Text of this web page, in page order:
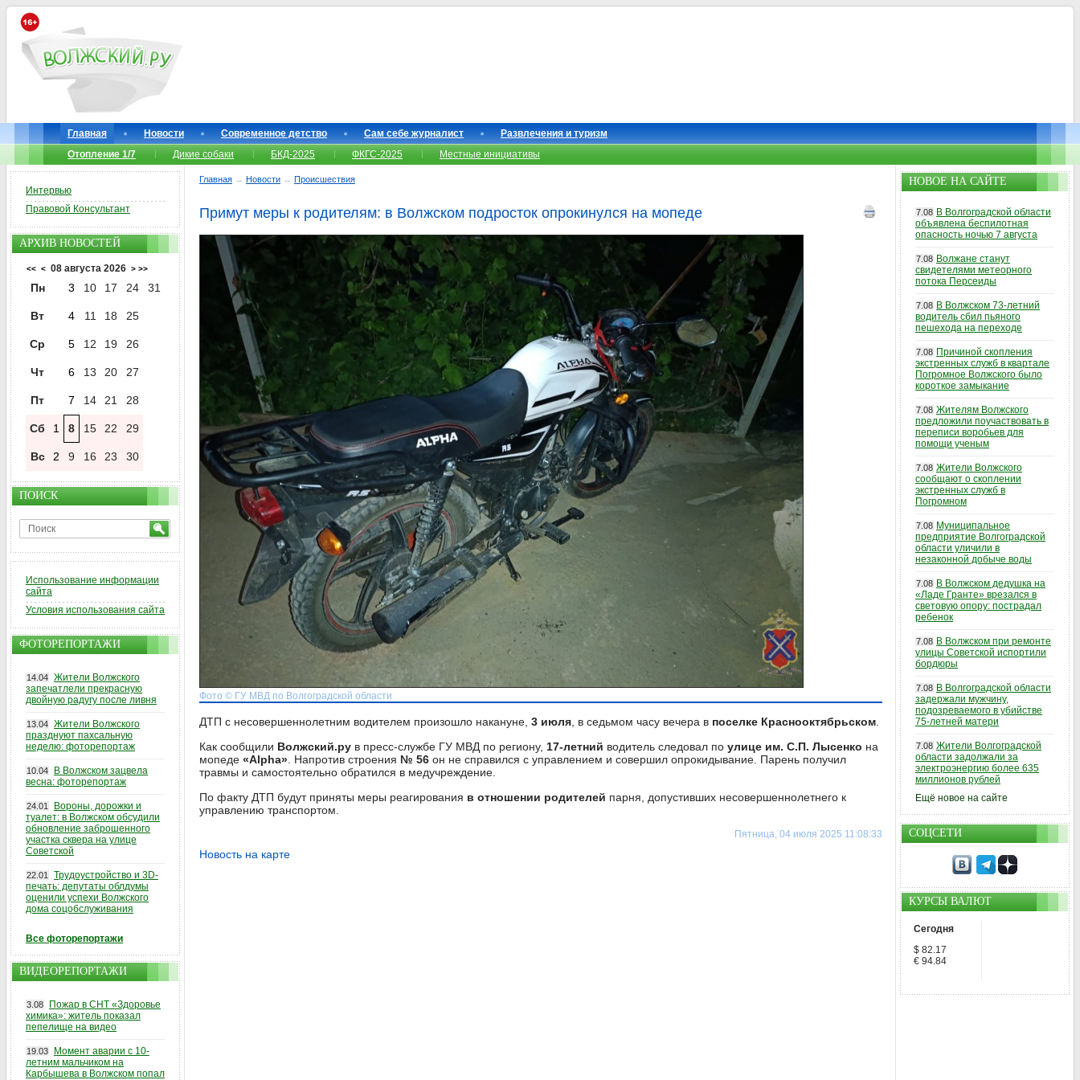
Главная Новости Современное детство Сам себе журналист
Развлечения и туризм
Отопление 1/7
Дикие собаки БКД-2025 ФКГС-2025 Местные инициативы
Главная → Новости → Происшествия
Примут меры к родителям: в Волжском подросток опрокинулся на мопеде
Фото © ГУ МВД по Волгоградской области
ДТП с несовершеннолетним водителем произошло накануне, 3 июля , в седьмом часу вечера в поселке Краснооктябрьском
Как сообщили Волжский.ру в пресс-службе ГУ МВД по региону, 17-летний водитель следовал по улице им. С.П. Лысенко на
мопеде «Alpha» . Напротив строения № 56 он не справился с управлением и совершил опрокидывание. Парень получил
травмы и самостоятельно обратился в медучреждение.
По факту ДТП будут приняты меры реагирования в отношении родителей парня, допустивших несовершеннолетнего к
управлению транспортом.
Пятница, 04 июля 2025 11:08:33
Новость на карте
Интервью
Правовой Консультант
АРХИВ НОВОСТЕЙ
<< < 08 августа 2026 > >>
Пн 3 10 17 24 31
Вт 4 11 18 25
Ср 5 12 19 26
Чт 6 13 20 27
Пт 7 14 21 28
Сб 1 8 15 22 29
Вс 2 9 16 23 30
ПОИСК
Использование информации
сайта
Условия использования сайта
ФОТОРЕПОРТАЖИ
14.04 Жители Волжского
запечатлели прекрасную
двойную радугу после ливня
13.04 Жители Волжского
празднуют пахсальную
неделю: фоторепортаж
10.04
В Волжском зацвела
весна: фоторепортаж
24.01
Вороны, дорожки и
туалет: в Волжском обсудили
обновление заброшенного
участка сквера на улице
Советской
22.01
Трудоустройство и 3D-
печать: депутаты облдумы
оценили успехи Волжского
дома соцобслуживания
Все фоторепортажи
ВИДЕОРЕПОРТАЖИ
3.08
Пожар в СНТ «Здоровье
химика»: житель показал
пепелище на видео
19.03
Момент аварии с 10-
летним мальчиком на
Карбышева в Волжском попал
НОВОЕ НА САЙТЕ
7.08 В Волгоградской области
объявлена беспилотная
опасность ночью 7 августа
7.08 Волжане станут
свидетелями метеорного
потока Персеиды
7.08 В Волжском 73-летний
водитель сбил пьяного
пешехода на переходе
7.08 Причиной скопления
экстренных служб в квартале
Погромное Волжского было
короткое замыкание
7.08 Жителям Волжского
предложили поучаствовать в
переписи воробьев для
помощи ученым
7.08 Жители Волжского
сообщают о скоплении
экстренных служб в
Погромном
7.08 Муниципальное
предприятие Волгоградской
области уличили в
незаконной добыче воды
7.08 В Волжском дедушка на
«Ладе Гранте» врезался в
световую опору: пострадал
ребенок
7.08 В Волжском при ремонте
улицы Советской испортили
бордюры
7.08 В Волгоградской области
задержали мужчину,
подозреваемого в убийстве
75-летней матери
7.08 Жители Волгоградской
области задолжали за
электроэнергию более 635
миллионов рублей
Ещё новое на сайте
СОЦСЕТИ
КУРСЫ ВАЛЮТ
Сегодня
$ 82.17
€ 94.84